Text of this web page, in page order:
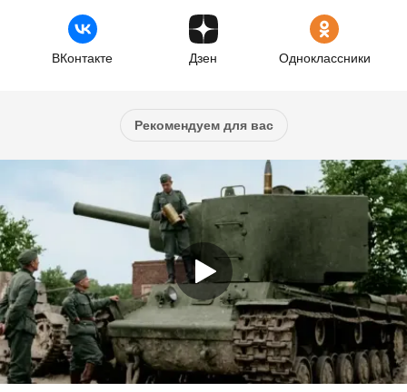
ВКонтакте Дзен Одноклассники
Рекомендуем для вас